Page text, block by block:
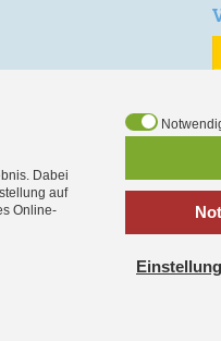
bearbeiten
Dabei
auf
Online-